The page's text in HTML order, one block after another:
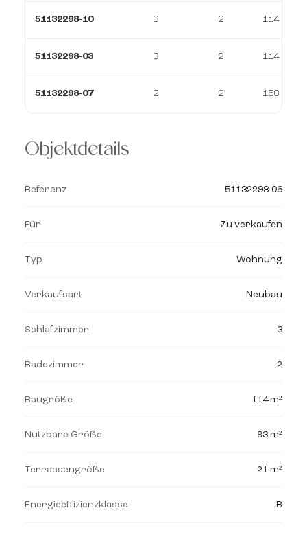
51132298-10 3 2 114 m²
51132298-03 3 2 114 m²
51132298-07 2 2 158 m²
Objektdetails
Referenz 51132298-06
Für Zu verkaufen
Typ Wohnung
Verkaufsart Neubau
Schlafzimmer 3
Badezimmer 2
Baugröße 114 m²
Nutzbare Größe 93 m²
Terrassengröße 21 m²
Energieeffizienzklasse B